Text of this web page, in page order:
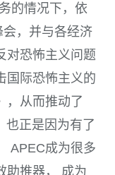
的情况下，依
会，并与各经济
对恐怖主义问题
国际恐怖主义的
，从而推动了
也正是因为有了
APEC成为很多
助推器， 成为